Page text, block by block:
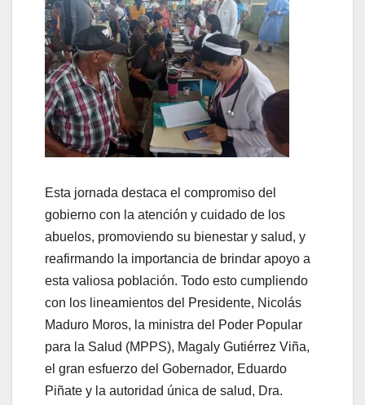
Esta jornada destaca el compromiso del
gobierno con la atención y cuidado de los
abuelos, promoviendo su bienestar y salud, y
reafirmando la importancia de brindar apoyo a
esta valiosa población. Todo esto cumpliendo
con los lineamientos del Presidente, Nicolás
Maduro Moros, la ministra del Poder Popular
para la Salud (MPPS), Magaly Gutiérrez Viña,
el gran esfuerzo del Gobernador, Eduardo
Piñate y la autoridad única de salud, Dra.